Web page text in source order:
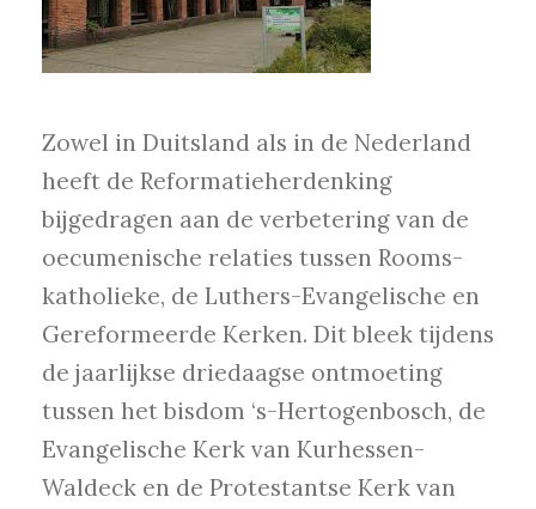
Zowel in Duitsland als in de Nederland
heeft de Reformatieherdenking
bijgedragen aan de verbetering van de
oecumenische relaties tussen Rooms-
katholieke, de Luthers-Evangelische en
Gereformeerde Kerken. Dit bleek tijdens
de jaarlijkse driedaagse ontmoeting
tussen het bisdom ‘s-Hertogenbosch, de
Evangelische Kerk van Kurhessen-
Waldeck en de Protestantse Kerk van